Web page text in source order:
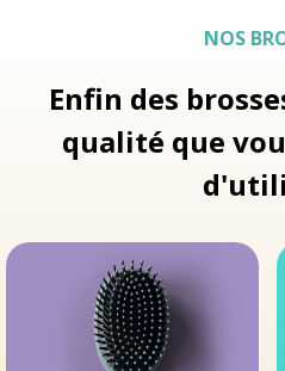
NOS
Enfin des
qualité que